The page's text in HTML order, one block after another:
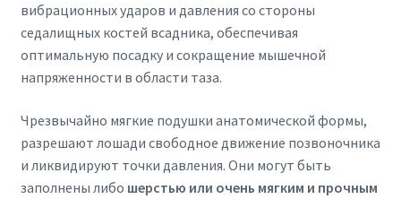
вибрационных ударов и давления со стороны
седалищных костей всадника, обеспечивая
оптимальную посадку и сокращение мышечной
напряженности в области таза.
Чрезвычайно мягкие подушки анатомической формы,
разрешают лошади свободное движение позвоночника
и ликвидируют точки давления. Они могут быть
заполнены либо шерстью или очень мягким и прочным